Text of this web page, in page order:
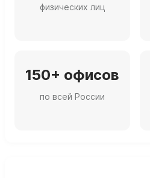
физических лиц
150+ офисов
по всей России